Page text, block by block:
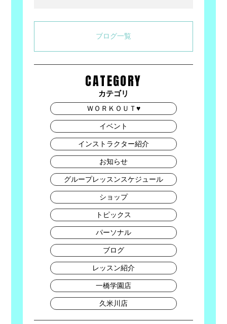
ブログ一覧
CATEGORY
カテゴリ
ＷＯＲＫＯＵＴ♥
イベント
インストラクター紹介
お知らせ
グループレッスンスケジュール
ショップ
トピックス
パーソナル
ブログ
レッスン紹介
一橋学園店
久米川店